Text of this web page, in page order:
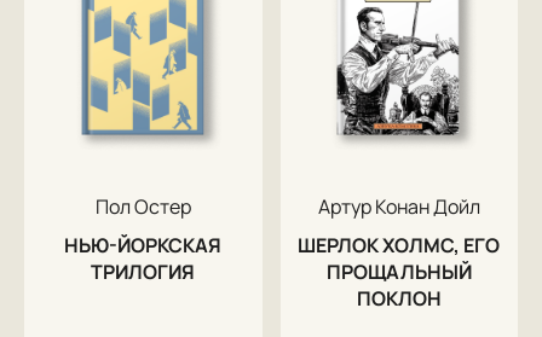
Пол Остер
НЬЮ-ЙОРКСКАЯ
ТРИЛОГИЯ
Артур Конан Дойл
ШЕРЛОК ХОЛМС, ЕГО
ПРОЩАЛЬНЫЙ
ПОКЛОН